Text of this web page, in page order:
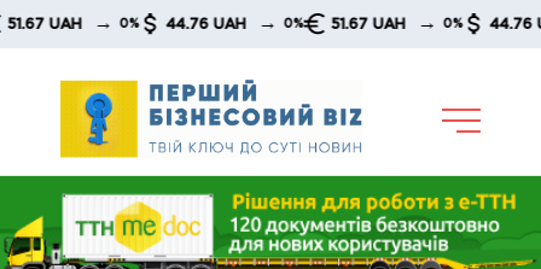
Skip
UAH → 0% 44.76 UAH → 0% 51.67 UAH → 0% 44.76 UAH